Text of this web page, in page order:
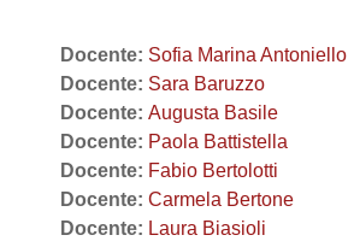
Docente: Sofia Marina Antoniello
Docente: Sara Baruzzo
Docente: Augusta Basile
Docente: Paola Battistella
Docente: Fabio Bertolotti
Docente: Carmela Bertone
Docente: Laura Biasioli